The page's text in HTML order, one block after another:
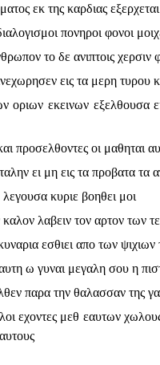
εκ της καρδιας
πονηροι φονοι
το δε ανιπτοις χερσιν
εις τα μερη τυρου
οριων εκεινων εξελθουσα
προσελθοντες οι μαθηται
ει μη εις τα προβατα
κυριε βοηθει μοι
καλον λαβειν τον αρτον των
εσθιει απο των
ω γυναι μεγαλη σου η
παρα την θαλασσαν της
εχοντες μεθ εαυτων